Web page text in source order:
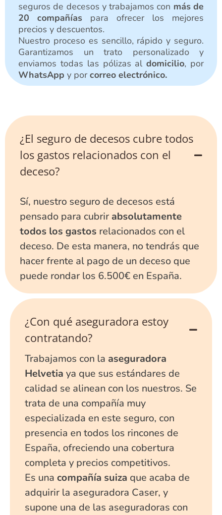
seguros de decesos y trabajamos con más de
20 compañías para ofrecer los mejores
precios y descuentos.
Nuestro proceso es sencillo, rápido y seguro.
Garantizamos un trato personalizado y
enviamos todas las pólizas aldomicilio, por
WhatsApp y porcorreo electrónico.
¿El seguro de decesos cubre todos
los gastos relacionados con el
deceso?
Sí, nuestro seguro de decesos está
pensado para cubrir absolutamente
todos los gastos relacionados con el
deceso. De esta manera, no tendrás que
hacer frente al pago de un deceso que
puede rondar los 6.500€ en España.
¿Con qué aseguradora estoy
contratando?
Trabajamos con la aseguradora
Helvetia ya que sus estándares de
calidad se alinean con los nuestros. Se
trata de una compañía muy
especializada en este seguro, con
presencia en todos los rincones de
España, ofreciendo una cobertura
completa y precios competitivos.
Es una compañía suiza que acaba de
adquirir la aseguradora Caser, y
supone una de las aseguradoras con